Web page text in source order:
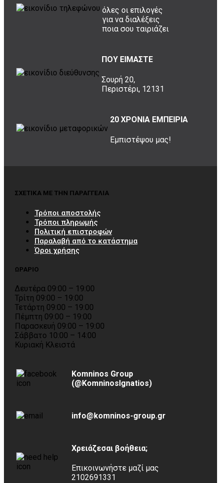
όλες οι επιλογές
για να διαλέξεις
ποια σου ταιριάζει
ΠΟΥ ΕΙΜΑΣΤΕ
Σουρή 20,
Περιστέρι, 12131
20 ΧΡΟΝΙΑ ΕΜΠΕΙΡΙΑ
Εμπιστέψου μας!
ΣΧΕΤΙΚΑ ΜΕ ΤΗΝ ΠΑΡΑΓΓΕΛΙΑ
Τρόποι αποστολής
Τρόποι πληρωμής
Πολιτική επιστροφών
Παραλαβή από το κατάστημα
Όροι χρήσης
ΩΡΑΡΙΟ
Δευτέρα 09:00 – 19:00
Τρίτη 09:00 – 19:00
Τετάρτη 09:00 – 19:00
Πέμπτη 09:00 – 19:00
Παρασκευή 09:00 – 19:00
Σάββατο 10:00 – 14:00
Κυριακή Κλειστά
Komninos Group
(@KomninosIgnatios)
info@komninos-group.gr
Χρειάζεσαι βοήθεια;
Επικοινωνήστε μαζί μας
2102691331